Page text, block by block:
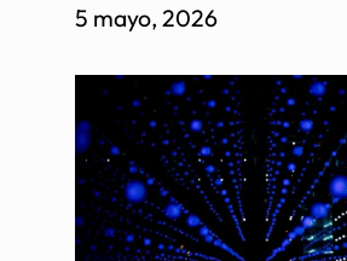
5 mayo, 2026